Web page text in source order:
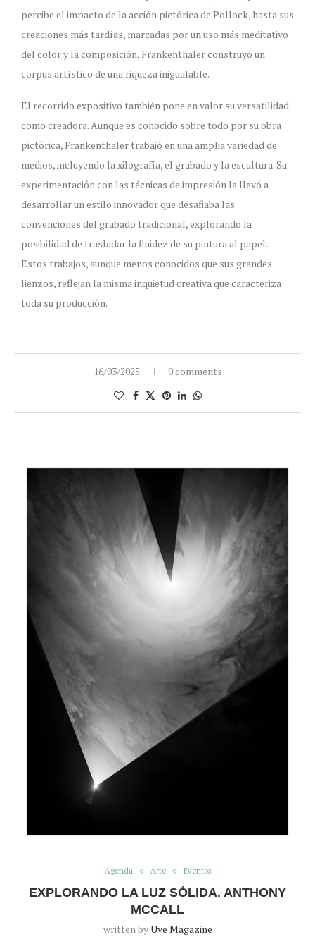
percibe el impacto de la acción pictórica de Pollock, hasta sus
creaciones más tardías, marcadas por un uso más meditativo
del color y la composición, Frankenthaler construyó un
corpus artístico de una riqueza inigualable.
El recorrido expositivo también pone en valor su versatilidad
como creadora. Aunque es conocido sobre todo por su obra
pictórica, Frankenthaler trabajó en una amplia variedad de
medios, incluyendo la xilografía, el grabado y la escultura. Su
experimentación con las técnicas de impresión la llevó a
desarrollar un estilo innovador que desafiaba las
convenciones del grabado tradicional, explorando la
posibilidad de trasladar la fluidez de su pintura al papel.
Estos trabajos, aunque menos conocidos que sus grandes
lienzos, reflejan la misma inquietud creativa que caracteriza
toda su producción.
16/03/2025 0 comments
Agenda Arte Eventos
EXPLORANDO LA LUZ SÓLIDA. ANTHONY
MCCALL
written byUve Magazine